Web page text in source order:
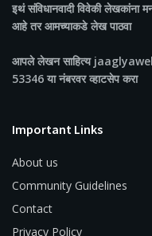
इथं संविधानवादी विवेकी लेखकांना
आहे तर आमच्याकडे लेख पाठवा
आपले लेखन साहित्य
53346 या नंबरवर व्हाटसेप करा
Important Links
About us
Community Guidelines
Contact
Privacy Policy